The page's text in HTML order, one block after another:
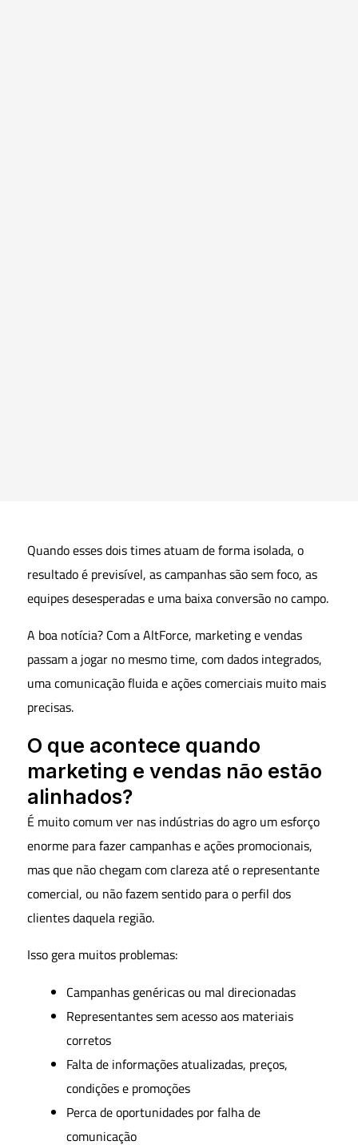
Quando esses dois times atuam de forma isolada, o
resultado é previsível, as campanhas são sem foco, as
equipes desesperadas e uma baixa conversão no campo.
A boa notícia? Com a AltForce, marketing e vendas
passam a jogar no mesmo time, com dados integrados,
uma comunicação fluida e ações comerciais muito mais
precisas.
O que acontece quando
marketing e vendas não estão
alinhados?
É muito comum ver nas indústrias do agro um esforço
enorme para fazer campanhas e ações promocionais,
mas que não chegam com clareza até o representante
comercial, ou não fazem sentido para o perfil dos
clientes daquela região.
Isso gera muitos problemas:
Campanhas genéricas ou mal direcionadas
Representantes sem acesso aos materiais
corretos
Falta de informações atualizadas, preços,
condições e promoções
Perca de oportunidades por falha de
comunicação